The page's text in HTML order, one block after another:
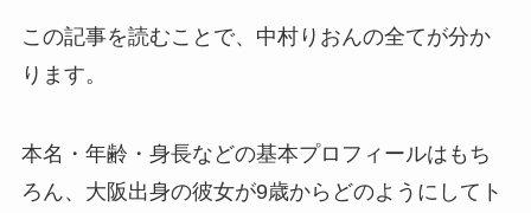
この記事を読むことで、中村りおんの全てが分か
ります。
本名・年齢・身長などの基本プロフィールはもち
ろん、大阪出身の彼女が9歳からどのようにしてト